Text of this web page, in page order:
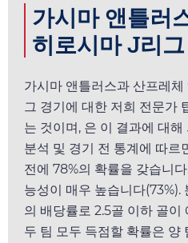
가시마 앤틀러
히로시마 J리
가시마 앤틀러스과 산프레
그 경기에 대한 저희 전문가
는 것이며, 은 이 결과에 대해
분석 및 경기 전 통계에 따르
전에 78%의 확률을 갖습니
능성이 매우 높습니다(73%).
의 배당률로 2.5골 이하 골이
두 팀 모두 득점할 확률은 양